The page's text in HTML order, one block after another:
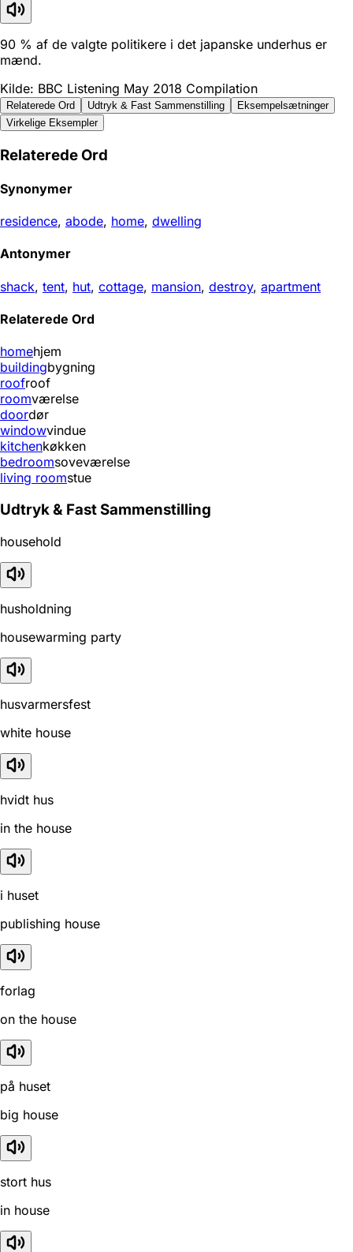
90 % af de valgte politikere i det japanske underhus er
mænd.
Kilde: BBC Listening May 2018 Compilation
Relaterede Ord Udtryk & Fast Sammenstilling
Eksempelsætninger
Virkelige Eksempler
Relaterede Ord
Synonymer
residence, abode, home, dwelling
Antonymer
shack, tent, hut, cottage, mansion, destroy, apartment
Relaterede Ord
homehjem
buildingbygning
roofroof
roomværelse
doordør
windowvindue
kitchenkøkken
bedroomsoveværelse
living roomstue
Udtryk & Fast Sammenstilling
household
husholdning
housewarming party
husvarmersfest
white house
hvidt hus
in the house
i huset
publishing house
forlag
on the house
på huset
big house
stort hus
in house